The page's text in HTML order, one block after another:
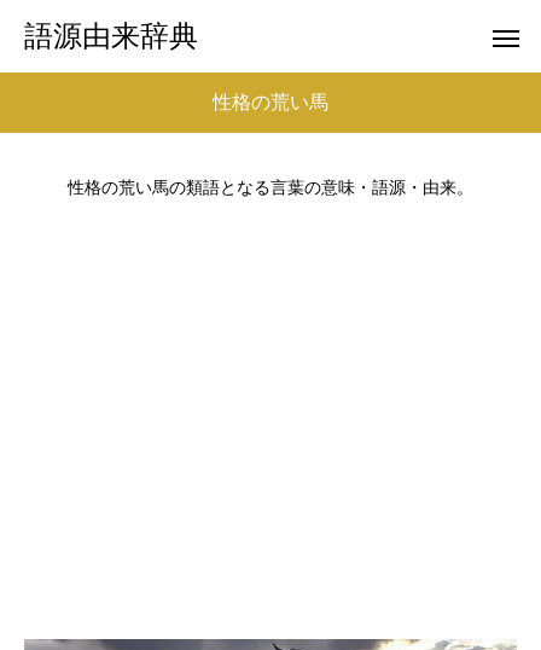
語源由来辞典
性格の荒い馬
性格の荒い馬の類語となる言葉の意味・語源・由来。